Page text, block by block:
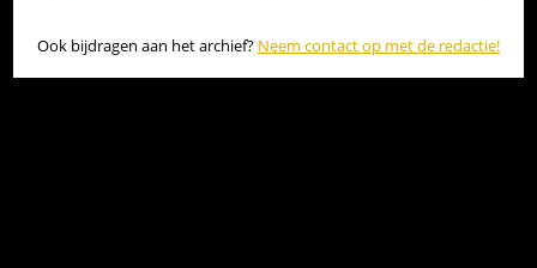
Ook bijdragen aan het archief? Neem contact op met de redactie!